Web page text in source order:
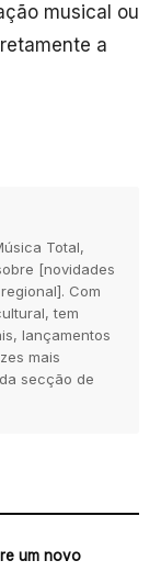
musical ou
a
Total,
[novidades
Com
tem
lançamentos
mais
secção de
um novo